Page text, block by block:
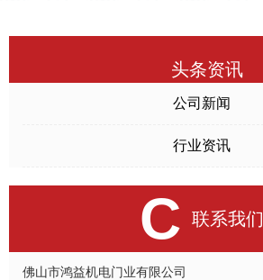
头条资讯
公司新闻
行业资讯
C 联系我们
佛山市鸿益机电门业有限公司